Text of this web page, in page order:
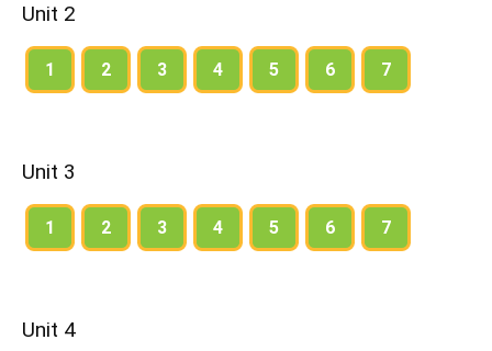
Unit 2
1 2 3 4 5 6 7
Unit 3
1 2 3 4 5 6 7
Unit 4